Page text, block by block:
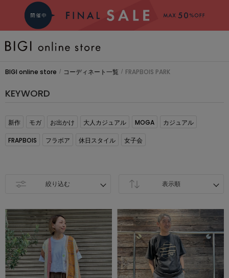
BRAND
大きいサイズ
新着商品
PRE ORDER
SALE
BIGI online store / コーディネート一覧 / FRAPBOIS PARK
KEYWORD
新作 モガ お出かけ 大人カジュアル MOGA カジュアル
FRAPBOIS フラボア 休日スタイル 女子会
絞り込む 表示順